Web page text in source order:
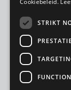
Cookiebeleid.
STRIKT
PRESTATIE